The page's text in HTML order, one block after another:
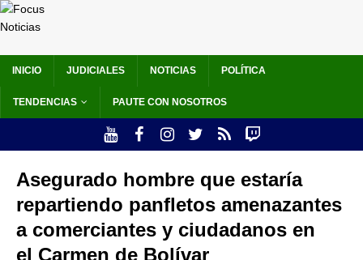
INICIO JUDICIALES NOTICIAS POLÍTICA
TENDENCIAS PAUTE CON NOSOTROS
Asegurado hombre que estaría
repartiendo panfletos amenazantes
a comerciantes y ciudadanos en
el Carmen de Bolívar